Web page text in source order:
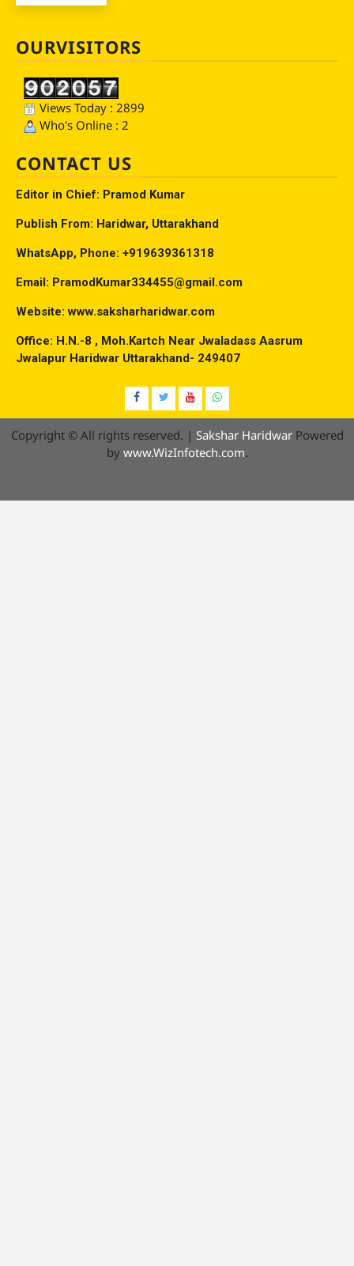
OURVISITORS
Views Today : 2899
Who's Online : 2
CONTACT US
Editor in Chief: Pramod Kumar
Publish From: Haridwar, Uttarakhand
WhatsApp, Phone: +919639361318
Email: PramodKumar334455@gmail.com
Website: www.saksharharidwar.com
Office: H.N.-8 , Moh.Kartch Near Jwaladass Aasrum
Jwalapur Haridwar Uttarakhand- 249407
Facebook
TwitterYouTubeWhatsap
Copyright © All rights reserved. | Sakshar HaridwarPowered
by www.WizInfotech.com.